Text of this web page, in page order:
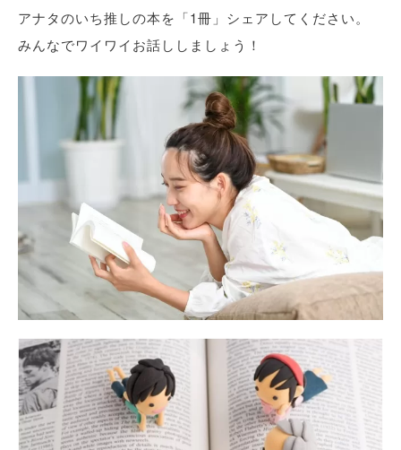
アナタのいち推しの本を「1冊」シェアしてください。
みんなでワイワイお話ししましょう！